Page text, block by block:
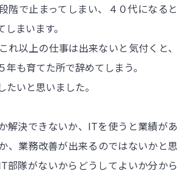
階で止まってしまい、４０代になると
まいます。
れ以上の仕事は出来ないと気付くと、
年も育てた所で辞めてしまう。
たいと思いました。
解決できないか、ITを使うと業績があ
、業務改善が出来るのではないかと思
部隊がないからどうしてよいか分から